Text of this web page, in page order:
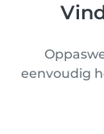
eenvoudig